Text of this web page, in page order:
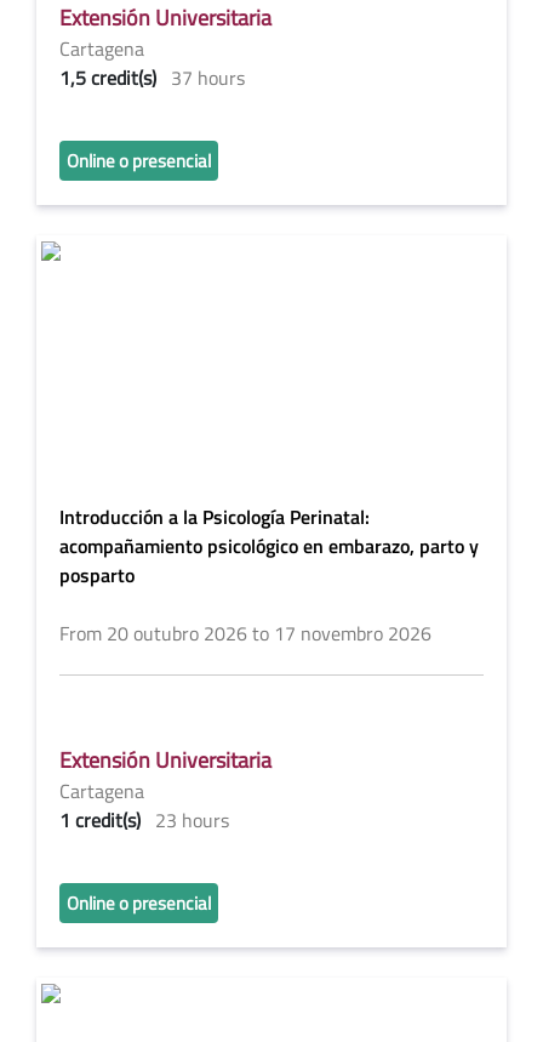
Extensión Universitaria
Cartagena
1,5 credit(s) 37 hours
Online o presencial
Introducción a la Psicología Perinatal:
acompañamiento psicológico en embarazo, parto y
posparto
From 20 outubro 2026 to 17 novembro 2026
Extensión Universitaria
Cartagena
1 credit(s) 23 hours
Online o presencial